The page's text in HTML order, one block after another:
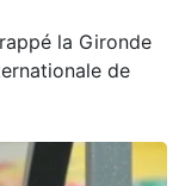
la Gironde
de